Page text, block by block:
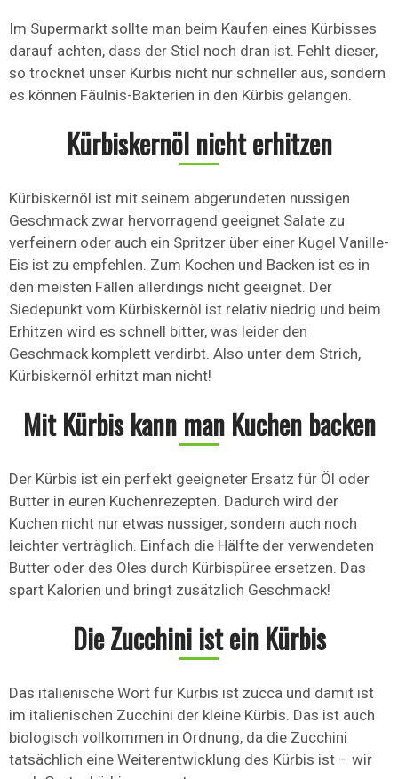
Im Supermarkt sollte man beim Kaufen eines Kürbisses
darauf achten, dass der Stiel noch dran ist. Fehlt dieser,
so trocknet unser Kürbis nicht nur schneller aus, sondern
es können Fäulnis-Bakterien in den Kürbis gelangen.
Kürbiskernöl nicht erhitzen
Kürbiskernöl ist mit seinem abgerundeten nussigen
Geschmack zwar hervorragend geeignet Salate zu
verfeinern oder auch ein Spritzer über einer Kugel Vanille-
Eis ist zu empfehlen. Zum Kochen und Backen ist es in
den meisten Fällen allerdings nicht geeignet. Der
Siedepunkt vom Kürbiskernöl ist relativ niedrig und beim
Erhitzen wird es schnell bitter, was leider den
Geschmack komplett verdirbt. Also unter dem Strich,
Kürbiskernöl erhitzt man nicht!
Mit Kürbis kann man Kuchen backen
Der Kürbis ist ein perfekt geeigneter Ersatz für Öl oder
Butter in euren Kuchenrezepten. Dadurch wird der
Kuchen nicht nur etwas nussiger, sondern auch noch
leichter verträglich. Einfach die Hälfte der verwendeten
Butter oder des Öles durch Kürbispüree ersetzen. Das
spart Kalorien und bringt zusätzlich Geschmack!
Die Zucchini ist ein Kürbis
Das italienische Wort für Kürbis ist zucca und damit ist
im italienischen Zucchini der kleine Kürbis. Das ist auch
biologisch vollkommen in Ordnung, da die Zucchini
tatsächlich eine Weiterentwicklung des Kürbis ist – wir